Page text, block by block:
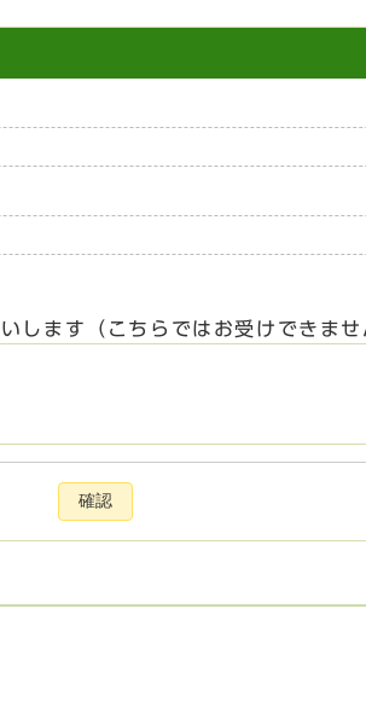
します（こちらではお受けできま
確認